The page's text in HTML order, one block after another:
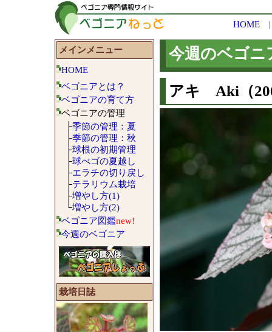
HOME
メインメニュー
HOME
ベゴニアとは？
ベゴニアの育て方
ベゴニアの管理
├季節の管理：夏
├季節の管理：秋
├球根の初期管理
├球べゴの夏越し
├エラチの切り戻し
├テラリウム栽培
├増やし方(1)
└増やし方(2)
ベゴニア図鑑new!
今週のベゴニア
栽培日誌
今週のベゴニ
アキ Aki（